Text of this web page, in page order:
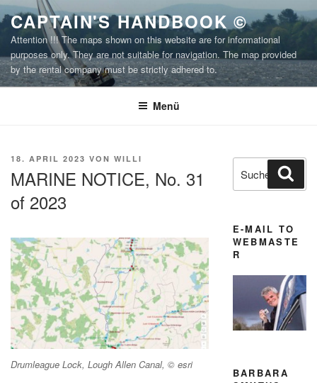
Zum
Inhalt
springen
CAPTAIN'S HANDBOOK ©
Attention !!! The maps shown on this website are for informational
purposes only. They are not suitable for navigation. The map provided
by the rental company must be strictly adhered to.
Menü
VERÖFFENTLICHT
18. APRIL 2023 VON WILLI
MARINE NOTICE, No. 31
of 2023
Drumleague Lock, Lough Allen Canal, © esri
Suchen
nach:
E-MAIL TO
WEBMASTE
R
BARBARA